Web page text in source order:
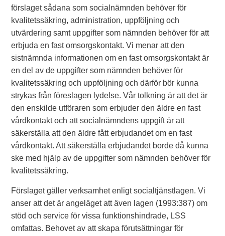
förslaget sådana som socialnämnden behöver för
kvalitetssäkring, administration, uppföljning och
utvärdering samt uppgifter som nämnden behöver för att
erbjuda en fast omsorgskontakt. Vi menar att den
sistnämnda informationen om en fast omsorgskontakt är
en del av de uppgifter som nämnden behöver för
kvalitetssäkring och uppföljning och därför bör kunna
strykas från föreslagen lydelse. Vår tolkning är att det är
den enskilde utföraren som erbjuder den äldre en fast
vårdkontakt och att socialnämndens uppgift är att
säkerställa att den äldre fått erbjudandet om en fast
vårdkontakt. Att säkerställa erbjudandet borde då kunna
ske med hjälp av de uppgifter som nämnden behöver för
kvalitetssäkring.
Förslaget gäller verksamhet enligt socialtjänstlagen. Vi
anser att det är angeläget att även lagen (1993:387) om
stöd och service för vissa funktionshindrade, LSS
omfattas. Behovet av att skapa förutsättningar för